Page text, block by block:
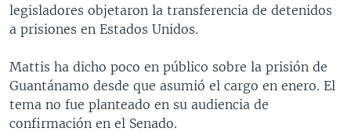
legisladores objetaron la transferencia de detenidos
a prisiones en Estados Unidos.
Mattis ha dicho poco en público sobre la prisión de
Guantánamo desde que asumió el cargo en enero. El
tema no fue planteado en su audiencia de
confirmación en el Senado.